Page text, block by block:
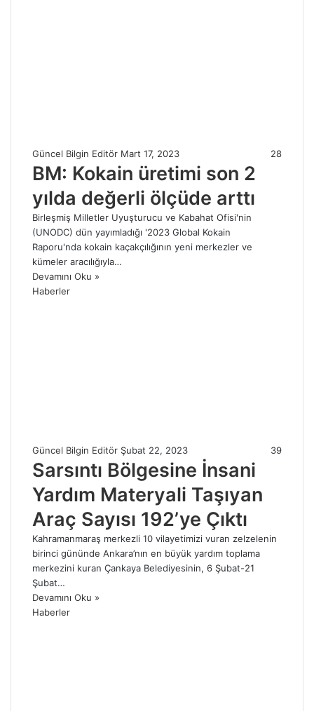
Güncel Bilgin Editör Mart 17, 2023 28
BM: Kokain üretimi son 2
yılda değerli ölçüde arttı
Birleşmiş Milletler Uyuşturucu ve Kabahat Ofisi'nin
(UNODC) dün yayımladığı '2023 Global Kokain
Raporu'nda kokain kaçakçılığının yeni merkezler ve
kümeler aracılığıyla…
Devamını Oku »
Haberler
Güncel Bilgin Editör Şubat 22, 2023 39
Sarsıntı Bölgesine İnsani
Yardım Materyali Taşıyan
Araç Sayısı 192’ye Çıktı
Kahramanmaraş merkezli 10 vilayetimizi vuran zelzelenin
birinci gününde Ankara’nın en büyük yardım toplama
merkezini kuran Çankaya Belediyesinin, 6 Şubat-21
Şubat…
Devamını Oku »
Haberler